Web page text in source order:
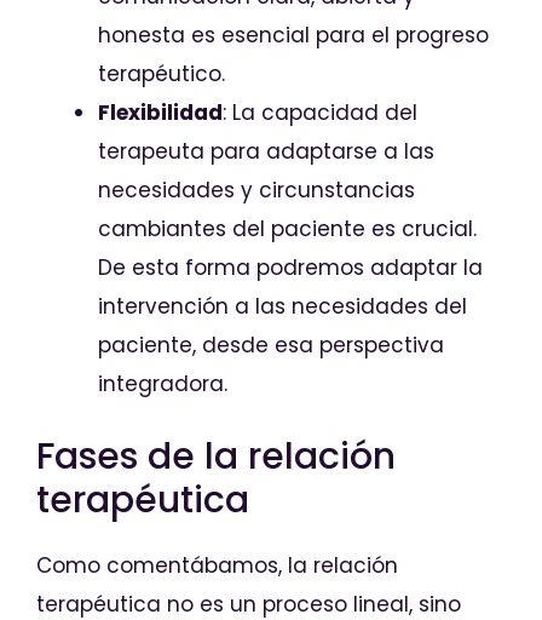
honesta es esencial para el progreso
terapéutico.
Flexibilidad: La capacidad del
terapeuta para adaptarse a las
necesidades y circunstancias
cambiantes del paciente es crucial.
De esta forma podremos adaptar la
intervención a las necesidades del
paciente, desde esa perspectiva
integradora.
Fases de la relación
terapéutica
Como comentábamos, la relación
terapéutica no es un proceso lineal, sino